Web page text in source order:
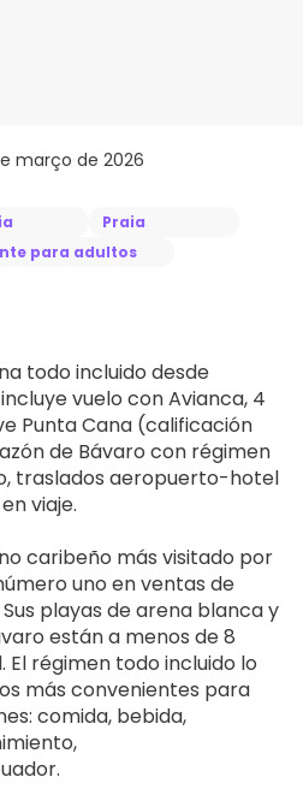
março de 2026
Praia
para adultos
todo incluido desde
vuelo con Avianca, 4
Punta Cana (calificación
de Bávaro con régimen
traslados aeropuerto-hotel
viaje.
caribeño más visitado por
uno en ventas de
playas de arena blanca y
están a menos de 8
El régimen todo incluido lo
más convenientes para
comida, bebida,